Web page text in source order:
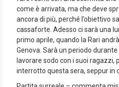
come è arrivata, ma che deve
ancora di più, perché l’obiettivo
cassaforte. Adesso ci sarà una
primo aprile, quando la Rari
Genova. Sarà un periodo
lavorare sodo con i suoi ragazzi,
interrotto questa sera, seppur in